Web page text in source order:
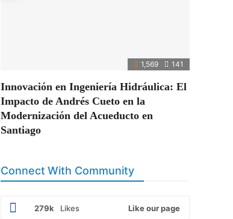
1,569 141
Innovación en Ingeniería Hidráulica: El
Impacto de Andrés Cueto en la
Modernización del Acueducto en
Santiago
Connect With Community
279k Likes Like our page